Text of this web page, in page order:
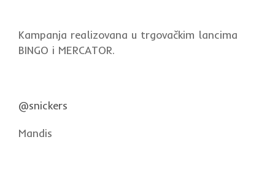
Kampanja realizovana u trgovačkim lancima
BINGO i MERCATOR.
@snickers
Mandis